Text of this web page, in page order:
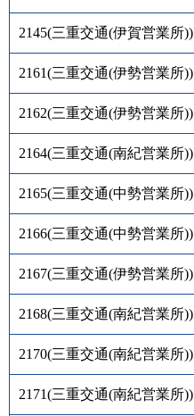
2145(三重交通(伊賀営業所))
2161(三重交通(伊勢営業所))
2162(三重交通(伊勢営業所))
2164(三重交通(南紀営業所))
2165(三重交通(中勢営業所))
2166(三重交通(中勢営業所))
2167(三重交通(伊勢営業所))
2168(三重交通(南紀営業所))
2170(三重交通(南紀営業所))
2171(三重交通(南紀営業所))